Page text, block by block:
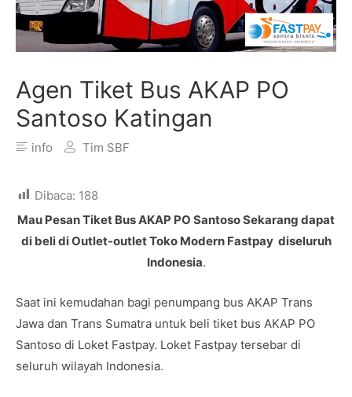
Agen Tiket Bus AKAP PO
Santoso Katingan
info Tim SBF
Dibaca: 188
Mau Pesan Tiket Bus AKAP PO Santoso Sekarang dapat
di beli di Outlet-outlet Toko Modern Fastpay diseluruh
Indonesia.
Saat ini kemudahan bagi penumpang bus AKAP Trans
Jawa dan Trans Sumatra untuk beli tiket bus AKAP PO
Santoso di Loket Fastpay. Loket Fastpay tersebar di
seluruh wilayah Indonesia.